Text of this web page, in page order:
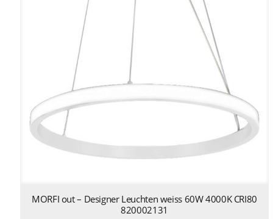
MORFI out – Designer Leuchten weiss 60W 4000K CRI80
820002131